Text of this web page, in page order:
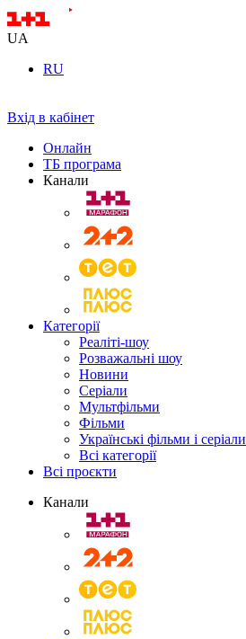
UA
RU
Вхід в кабінет
Онлайн
ТБ програма
Канали
Категорії
Реаліті-шоу
Розважальні шоу
Новини
Серіали
Мультфільми
Фільми
Українські фільми і серіали
Всі категорії
Всі проєкти
Канали